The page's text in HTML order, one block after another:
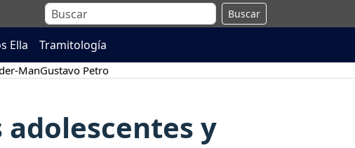
Buscar
Ella Tramitología
ManGustavo Petro
y